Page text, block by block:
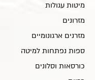
מיטות עגולות
מזרונים
מזרנים ארגונומיים
ספות נפתחות למיטה
כורסאות וסלונים